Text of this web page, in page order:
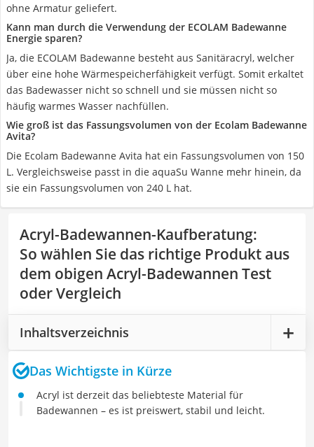
ohne Armatur geliefert.
Kann man durch die Verwendung der ECOLAM Badewanne
Energie sparen?
Ja, die ECOLAM Badewanne besteht aus Sanitäracryl, welcher
über eine hohe Wärmespeicherfähigkeit verfügt. Somit erkaltet
das Badewasser nicht so schnell und sie müssen nicht so
häufig warmes Wasser nachfüllen.
Wie groß ist das Fassungsvolumen von der Ecolam Badewanne
Avita?
Die Ecolam Badewanne Avita hat ein Fassungsvolumen von 150
L. Vergleichsweise passt in die aquaSu Wanne mehr hinein, da
sie ein Fassungsvolumen von 240 L hat.
Acryl-Badewannen-Kaufberatung:
So wählen Sie das richtige Produkt aus
dem obigen Acryl-Badewannen Test
oder Vergleich
Inhaltsverzeichnis
Das Wichtigste in Kürze
Acryl ist derzeit das beliebteste Material für
Badewannen – es ist preiswert, stabil und leicht.